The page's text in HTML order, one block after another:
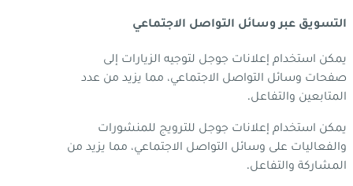
التسويق عبر وسائل التواصل الاجتماعي
يمكن استخدام إعلانات جوجل لتوجيه الزيارات إلى
صفحات وسائل التواصل الاجتماعي، مما يزيد من عدد
المتابعين والتفاعل.
يمكن استخدام إعلانات جوجل للترويج للمنشورات
والفعاليات على وسائل التواصل الاجتماعي، مما يزيد من
المشاركة والتفاعل.